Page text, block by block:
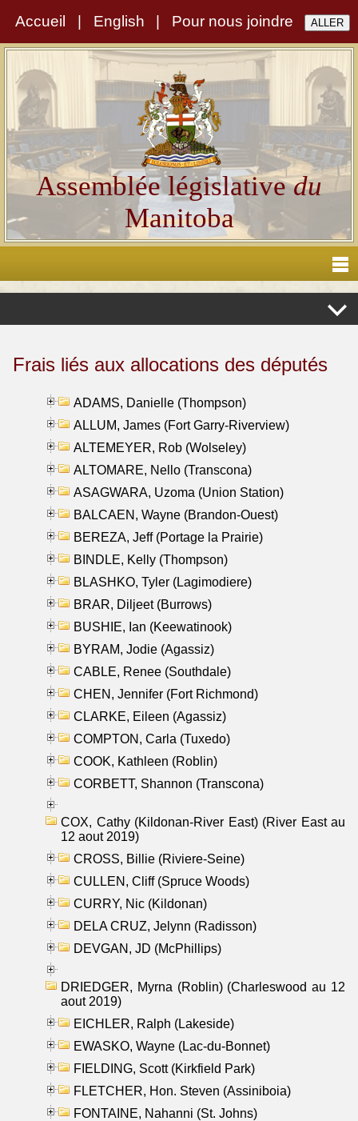
Accueil English Pour nous joindre
Assemblée législativedu
Manitoba
Frais liés aux allocations des députés
ADAMS, Danielle (Thompson)
ALLUM, James (Fort Garry-Riverview)
ALTEMEYER, Rob (Wolseley)
ALTOMARE, Nello (Transcona)
ASAGWARA, Uzoma (Union Station)
BALCAEN, Wayne (Brandon-Ouest)
BEREZA, Jeff (Portage la Prairie)
BINDLE, Kelly (Thompson)
BLASHKO, Tyler (Lagimodiere)
BRAR, Diljeet (Burrows)
BUSHIE, Ian (Keewatinook)
BYRAM, Jodie (Agassiz)
CABLE, Renee (Southdale)
CHEN, Jennifer (Fort Richmond)
CLARKE, Eileen (Agassiz)
COMPTON, Carla (Tuxedo)
COOK, Kathleen (Roblin)
CORBETT, Shannon (Transcona)
COX, Cathy (Kildonan-River East) (River East au
12 aout 2019)
CROSS, Billie (Riviere-Seine)
CULLEN, Cliff (Spruce Woods)
CURRY, Nic (Kildonan)
DELA CRUZ, Jelynn (Radisson)
DEVGAN, JD (McPhillips)
DRIEDGER, Myrna (Roblin) (Charleswood au 12
aout 2019)
EICHLER, Ralph (Lakeside)
EWASKO, Wayne (Lac-du-Bonnet)
FIELDING, Scott (Kirkfield Park)
FLETCHER, Hon. Steven (Assiniboia)
FONTAINE, Nahanni (St. Johns)